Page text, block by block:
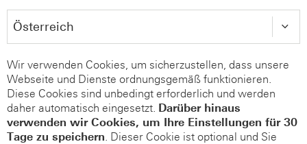
Wir verwenden Cookies, um sicherzustellen, dass unsere
Webseite und Dienste ordnungsgemäß funktionieren.
Diese Cookies sind unbedingt erforderlich und werden
daher automatisch eingesetzt. Darüber hinaus
verwenden wir Cookies, um Ihre Einstellungen für 30
Tage zu speichern. Dieser Cookie ist optional und Sie